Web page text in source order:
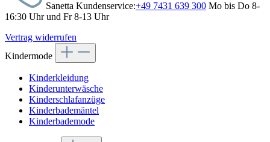
Sanetta Kundenservice:+49 7431 639 300 Mo bis Do 8-
16:30 Uhr und Fr 8-13 Uhr
Vertrag widerrufen
Kindermode
Kinderkleidung
Kinderunterwäsche
Kinderschlafanzüge
Kinderbademäntel
Kinderbademode